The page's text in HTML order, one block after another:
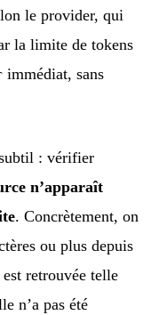
le provider, qui
la limite de tokens
immédiat, sans
: vérifier
n’apparaît
. Concrètement, on
ou plus depuis
retrouvée telle
n’a pas été